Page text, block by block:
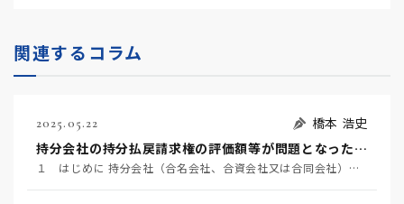
関連するコラム
2025.05.22
橋本 浩史
持分会社の持分払戻請求権の評価額等が問題となった事例 ～名古屋地裁令和６年６月２２日判決TAINS Z８８８-２７２０～
１ はじめに 持分会社（合名会社、合資会社又は合同会社）の社員は、死亡によって退社し（会社法６０７条…